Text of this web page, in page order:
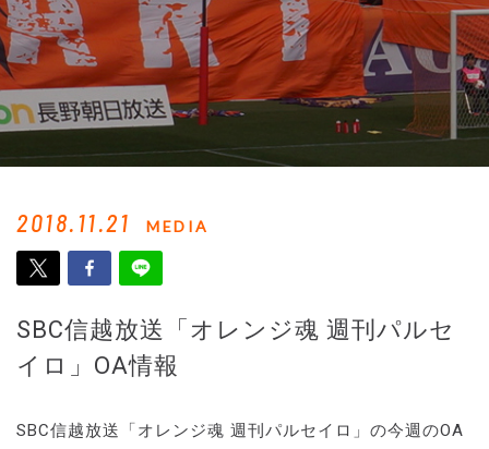
2018.11.21 MEDIA
SBC信越放送「オレンジ魂 週刊パルセ
イロ」OA情報
SBC信越放送「オレンジ魂 週刊パルセイロ」の今週のOA